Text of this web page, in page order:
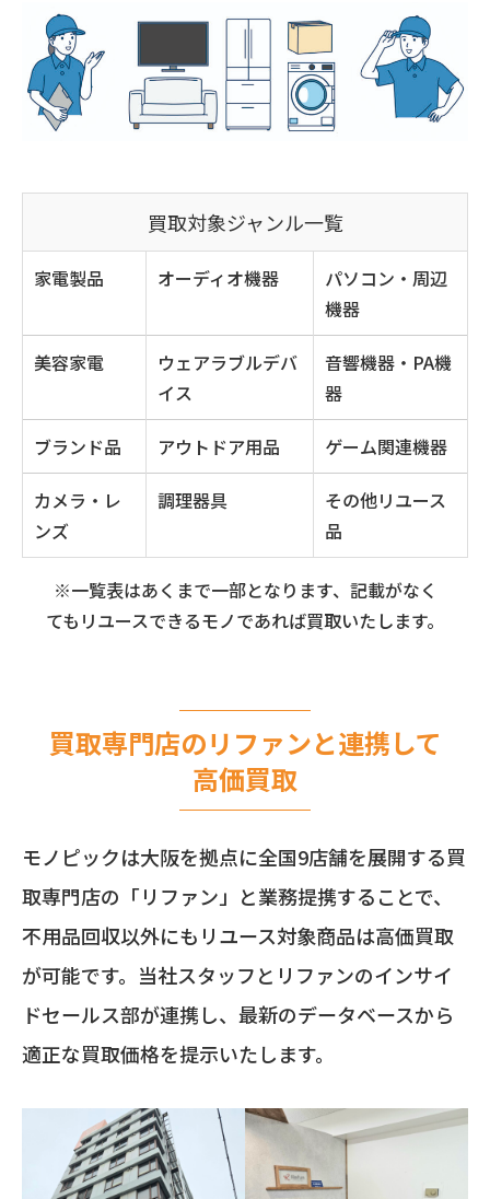
買取対象ジャンル一覧
家電製品 オーディオ機器
パソコン・周辺
機器
美容家電
ウェアラブルデバ
イス
音響機器・PA機
器
ブランド品 アウトドア用品 ゲーム関連機器
カメラ・レ
ンズ
調理器具
その他リユース
品
※一覧表はあくまで一部となります、記載がなく
てもリユースできるモノであれば買取いたします。
買取専門店のリファンと連携して
高価買取
モノピックは大阪を拠点に全国9店舗を展開する買
取専門店の「リファン」と業務提携することで、
不用品回収以外にもリユース対象商品は高価買取
が可能です。当社スタッフとリファンのインサイ
ドセールス部が連携し、最新のデータベースから
適正な買取価格を提示いたします。